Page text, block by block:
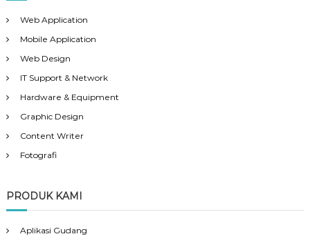
Web Application
Mobile Application
Web Design
IT Support & Network
Hardware & Equipment
Graphic Design
Content Writer
Fotografi
PRODUK KAMI
Aplikasi Gudang